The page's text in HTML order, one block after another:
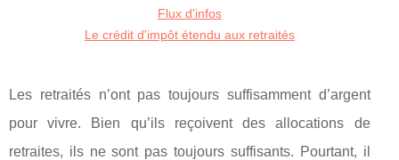
Flux d'infos
Le crédit d'impôt étendu aux retraités
Les retraités n’ont pas toujours suffisamment d’argent
pour vivre. Bien qu’ils reçoivent des allocations de
retraites, ils ne sont pas toujours suffisants. Pourtant, il